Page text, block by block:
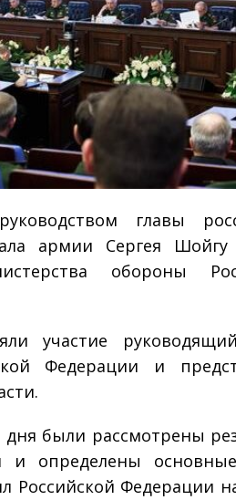
главы
армии Сергея
обороны
участие
Федерации и
дня были рассмотрены
и определены
Российской Федерации